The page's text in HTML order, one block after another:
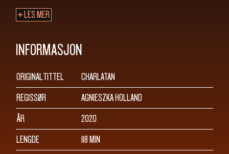
SØK
LES MER
INFORMASJON
ORIGINALTITTEL
CHARLATAN
REGISSØR
AGNIESZKA HOLLAND
ÅR
2020
LENGDE
118 MIN